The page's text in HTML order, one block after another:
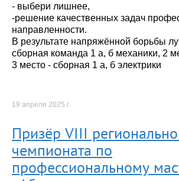
- выбери лишнее,
-решение качественных задач
направленности.
В результате напряжённой борьбы
сборная команда 1 а, б механики, 2
3 место - сборная 1 а, б электрики
19 апреля 2025 г.
Призёр VIII
чемпионата по
профессиональному